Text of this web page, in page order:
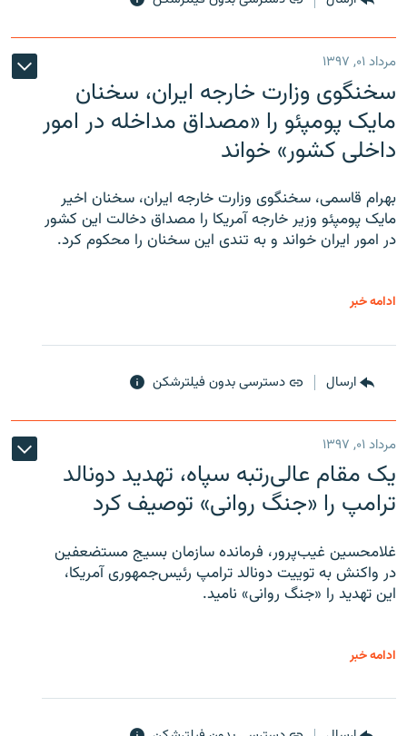
مرداد ۰۱, ۱۳۹۷
سخنگوی وزارت خارجه ایران، سخنان
مایک پومپئو را «مصداق مداخله در امور
داخلی کشور» خواند
بهرام قاسمی، سخنگوی وزارت خارجه ایران، سخنان اخیر
مایک پومپئو وزیر خارجه آمریکا را مصداق دخالت این کشور
در امور ایران خواند و به تندی این سخنان را محکوم کرد.
ادامه خبر
ارسال دسترسی بدون فیلترشکن
مرداد ۰۱, ۱۳۹۷
یک مقام عالی‌رتبه سپاه، تهدید دونالد
ترامپ را «جنگ روانی» توصیف کرد
غلامحسین غیب‌پرور، فرمانده سازمان بسیج مستضعفین
در واکنش به توییت دونالد ترامپ رئیس‌جمهوری آمریکا،
این تهدید را «جنگ روانی» نامید.
ادامه خبر